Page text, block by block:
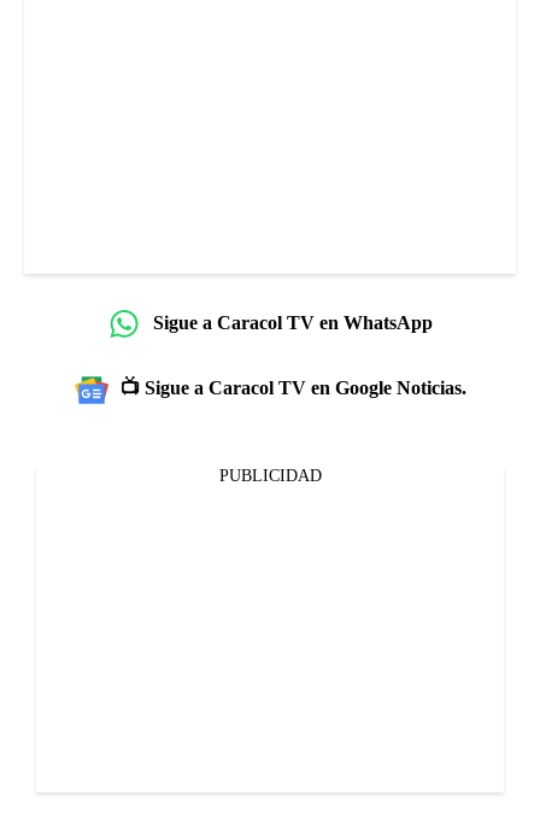
Sigue a Caracol TV en WhatsApp
📺 Sigue a Caracol TV en Google Noticias.
PUBLICIDAD